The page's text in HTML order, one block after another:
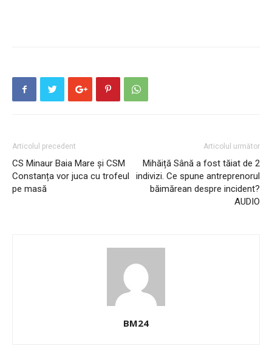
Articolul precedent
CS Minaur Baia Mare și CSM
Constanța vor juca cu trofeul
pe masă
Articolul următor
Mihăiță Sână a fost tăiat de 2
indivizi. Ce spune antreprenorul
băimărean despre incident?
AUDIO
BM24